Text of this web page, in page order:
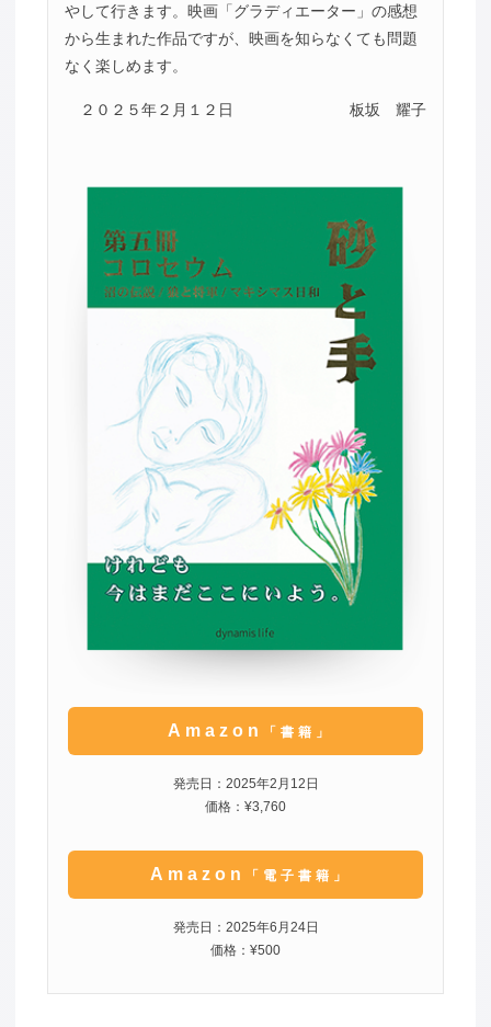
やして行きます。映画「グラディエーター」の感想
から生まれた作品ですが、映画を知らなくても問題
なく楽しめます。
２０２５年２月１２日 板坂 耀子
Amazon 「書籍」
発売日：2025年2月12日
価格：¥3,760
Amazon 「電子書籍」
発売日：2025年6月24日
価格：¥500